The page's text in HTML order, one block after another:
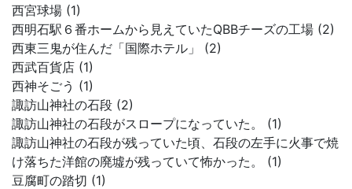
西宮球場 (1)
西明石駅６番ホームから見えていたQBBチーズの工場 (2)
西東三鬼が住んだ「国際ホテル」 (2)
西武百貨店 (1)
西神そごう (1)
諏訪山神社の石段 (2)
諏訪山神社の石段がスロープになっていた。 (1)
諏訪山神社の石段が残っていた頃、石段の左手に火事で焼
け落ちた洋館の廃墟が残っていて怖かった。 (1)
豆腐町の踏切 (1)